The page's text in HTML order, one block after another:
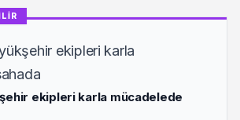
ekipleri karla mücadelede